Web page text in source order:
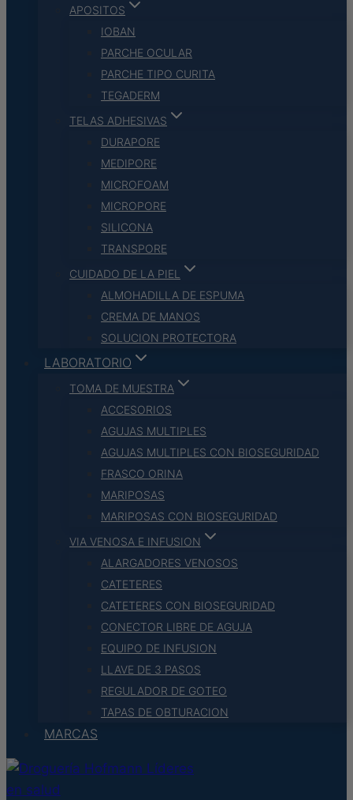
APOSITOS
IOBAN
PARCHE OCULAR
PARCHE TIPO CURITA
TEGADERM
TELAS ADHESIVAS
DURAPORE
MEDIPORE
MICROFOAM
MICROPORE
SILICONA
TRANSPORE
CUIDADO DE LA PIEL
ALMOHADILLA DE ESPUMA
CREMA DE MANOS
SOLUCION PROTECTORA
LABORATORIO
TOMA DE MUESTRA
ACCESORIOS
AGUJAS MULTIPLES
AGUJAS MULTIPLES CON BIOSEGURIDAD
FRASCO ORINA
MARIPOSAS
MARIPOSAS CON BIOSEGURIDAD
VIA VENOSA E INFUSION
ALARGADORES VENOSOS
CATETERES
CATETERES CON BIOSEGURIDAD
CONECTOR LIBRE DE AGUJA
EQUIPO DE INFUSION
LLAVE DE 3 PASOS
REGULADOR DE GOTEO
TAPAS DE OBTURACION
MARCAS